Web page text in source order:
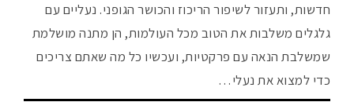
חדשות, ותעזור לשיפור הריכוז והכושר הגופני. נעליים עם
גלגלים משלבות את הטוב מכל העולמות, הן מתנה מושלמת
שמשלבת הנאה עם פרקטיות, ועכשיו כל מה שאתם צריכים
כדי למצוא את נעלי…